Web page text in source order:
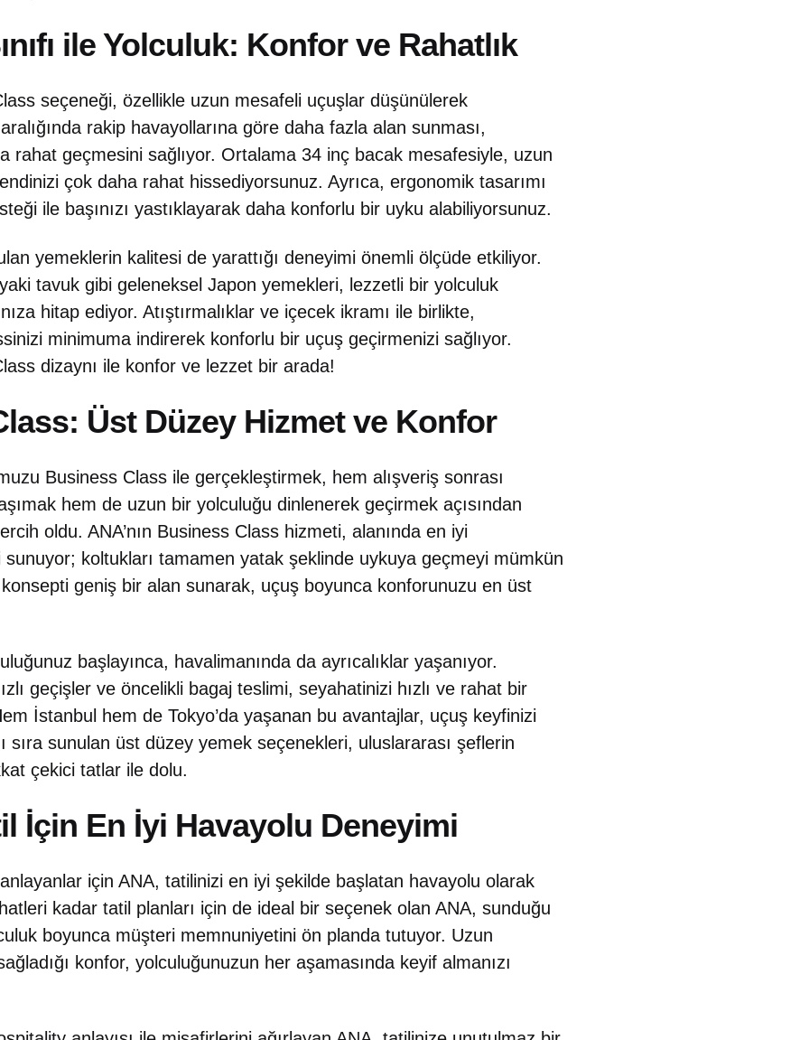
ile Yolculuk: Konfor ve Rahatlık
seçeneği, özellikle uzun mesafeli uçuşlar düşünülerek
rakip havayollarına göre daha fazla alan sunması,
rahat geçmesini sağlıyor. Ortalama 34 inç bacak mesafesiyle, uzun
çok daha rahat hissediyorsunuz. Ayrıca, ergonomik tasarımı
ile başınızı yastıklayarak daha konforlu bir uyku alabiliyorsunuz.
yemeklerin kalitesi de yarattığı deneyimi önemli ölçüde etkiliyor.
tavuk gibi geleneksel Japon yemekleri, lezzetli bir yolculuk
hitap ediyor. Atıştırmalıklar ve içecek ikramı ile birlikte,
minimuma indirerek konforlu bir uçuş geçirmenizi sağlıyor.
dizaynı ile konfor ve lezzet bir arada!
Üst Düzey Hizmet ve Konfor
Business Class ile gerçekleştirmek, hem alışveriş sonrası
hem de uzun bir yolculuğu dinlenerek geçirmek açısından
oldu. ANA’nın Business Class hizmeti, alanında en iyi
koltukları tamamen yatak şeklinde uykuya geçmeyi mümkün
konsepti geniş bir alan sunarak, uçuş boyunca konforunuzu en üst
başlayınca, havalimanında da ayrıcalıklar yaşanıyor.
geçişler ve öncelikli bagaj teslimi, seyahatinizi hızlı ve rahat bir
İstanbul hem de Tokyo’da yaşanan bu avantajlar, uçuş keyfinizi
sıra sunulan üst düzey yemek seçenekleri, uluslararası şeflerin
çekici tatlar ile dolu.
İçin En İyi Havayolu Deneyimi
için ANA, tatilinizi en iyi şekilde başlatan havayolu olarak
kadar tatil planları için de ideal bir seçenek olan ANA, sunduğu
boyunca müşteri memnuniyetini ön planda tutuyor. Uzun
konfor, yolculuğunuzun her aşamasında keyif almanızı